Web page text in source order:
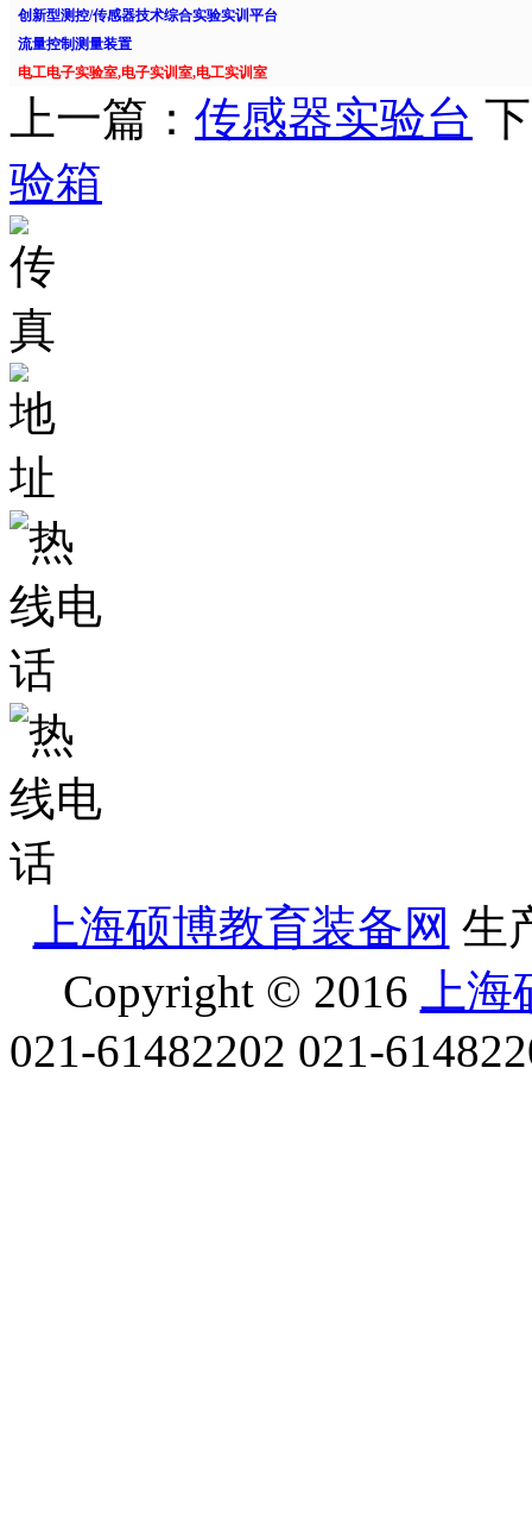
创新型测控/传感器技术综合实验实训平台
流量控制测量装置
电工电子实验室,电子实训室,电工实训室
上一篇： 传感器实验台
验箱
上海硕博教育装备网 生
Copyright © 2016
上
021-61482202 021-